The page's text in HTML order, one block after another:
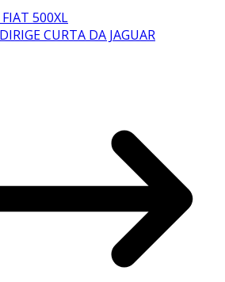
FIAT 500XL
CURTA DA JAGUAR